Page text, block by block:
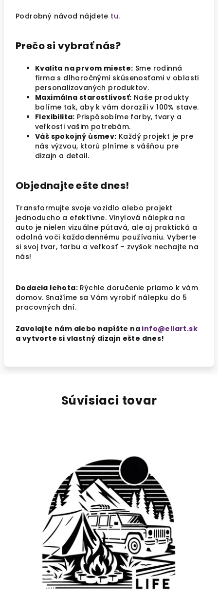
Podrobný návod nájdete tu.
Prečo si vybrať nás?
Kvalita na prvom mieste: Sme rodinná
firma s dlhoročnými skúsenosťami v oblasti
personalizovaných produktov.
Maximálna starostlivosť: Naše produkty
balíme tak, aby k vám dorazili v 100% stave.
Flexibilita: Prispôsobíme farby, tvary a
veľkosti vašim potrebám.
Váš spokojný úsmev: Každý projekt je pre
nás výzvou, ktorú plníme s vášňou pre
dizajn a detail.
Objednajte ešte dnes!
Transformujte svoje vozidlo alebo projekt
jednoducho a efektívne. Vinylová nálepka na
auto je nielen vizuálne pútavá, ale aj praktická a
odolná voči každodennému používaniu. Vyberte
si svoj tvar, farbu a veľkosť – zvyšok nechajte na
nás!
Dodacia lehota: Rýchle doručenie priamo k vám
domov. Snažíme sa Vám vyrobiť nálepku do 5
pracovných dní.
Zavolajte nám alebo napíšte na info@eliart.sk
a vytvorte si vlastný dizajn ešte dnes!
Súvisiaci tovar